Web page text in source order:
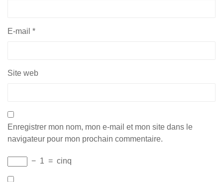
E-mail *
Site web
Enregistrer mon nom, mon e-mail et mon site dans le
navigateur pour mon prochain commentaire.
− 1 = cinq